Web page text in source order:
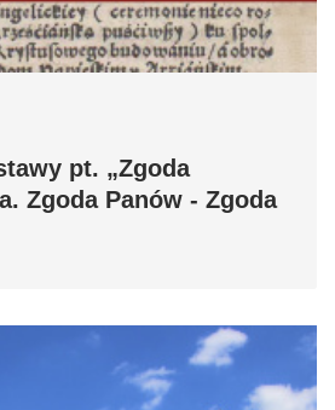
pt. „Zgoda
Zgoda Panów - Zgoda